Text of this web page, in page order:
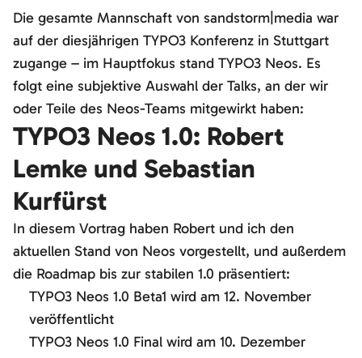
Die gesamte Mannschaft von sandstorm|media war
auf der diesjährigen TYPO3 Konferenz in Stuttgart
zugange – im Hauptfokus stand TYPO3 Neos. Es
folgt eine subjektive Auswahl der Talks, an der wir
oder Teile des Neos-Teams mitgewirkt haben:
TYPO3 Neos 1.0: Robert
Lemke und Sebastian
Kurfürst
In diesem Vortrag haben Robert und ich den
aktuellen Stand von Neos vorgestellt, und außerdem
die Roadmap bis zur stabilen 1.0 präsentiert:
TYPO3 Neos 1.0 Beta1 wird am 12. November
veröffentlicht
TYPO3 Neos 1.0 Final wird am 10. Dezember